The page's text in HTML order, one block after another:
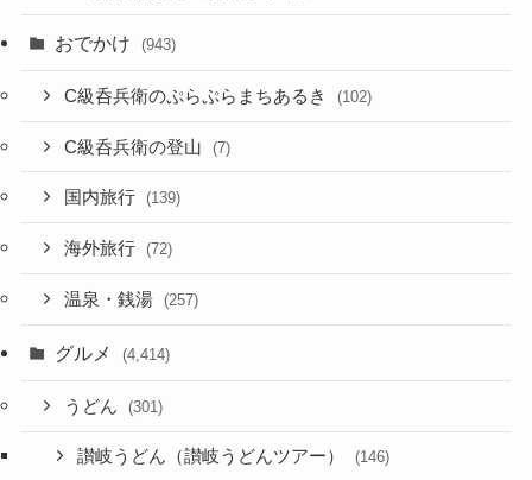
おでかけ (943)
C級呑兵衛のぷらぷらまちあるき (102)
C級呑兵衛の登山 (7)
国内旅行 (139)
海外旅行 (72)
温泉・銭湯 (257)
グルメ (4,414)
うどん (301)
讃岐うどん（讃岐うどんツアー） (146)